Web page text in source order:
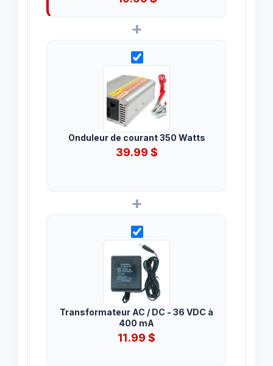
+
Onduleur de courant 350 Watts
39.99 $
+
Transformateur AC / DC - 36 VDC à
400 mA
11.99 $